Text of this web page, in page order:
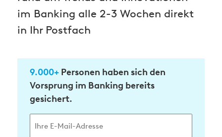
im Banking alle 2-3 Wochen direkt
in Ihr Postfach
9.000+ Personen haben sich den
Vorsprung im Banking bereits
gesichert.